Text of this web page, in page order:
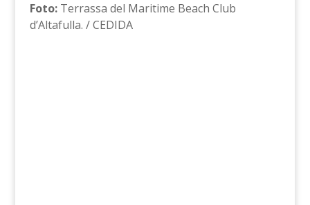
Foto:Terrassa del Maritime Beach Club
d’Altafulla. / CEDIDA